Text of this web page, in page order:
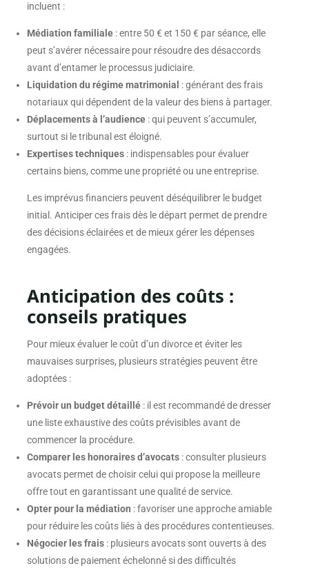
incluent :
Médiation familiale: entre 50 € et 150 € par séance, elle
peut s’avérer nécessaire pour résoudre des désaccords
avant d’entamer le processus judiciaire.
Liquidation du régime matrimonial : générant des frais
notariaux qui dépendent de la valeur des biens à partager.
Déplacements à l’audience: qui peuvent s’accumuler,
surtout si le tribunal est éloigné.
Expertises techniques: indispensables pour évaluer
certains biens, comme une propriété ou une entreprise.
Les imprévus financiers peuvent déséquilibrer le budget
initial. Anticiper ces frais dès le départ permet de prendre
des décisions éclairées et de mieux gérer les dépenses
engagées.
Anticipation des coûts :
conseils pratiques
Pour mieux évaluer le coût d’un divorce et éviter les
mauvaises surprises, plusieurs stratégies peuvent être
adoptées :
Prévoir un budget détaillé: il est recommandé de dresser
une liste exhaustive des coûts prévisibles avant de
commencer la procédure.
Comparer les honoraires d’avocats: consulter plusieurs
avocats permet de choisir celui qui propose la meilleure
offre tout en garantissant une qualité de service.
Opter pour la médiation : favoriser une approche amiable
pour réduire les coûts liés à des procédures contentieuses.
Négocier les frais: plusieurs avocats sont ouverts à des
solutions de paiement échelonné si des difficultés